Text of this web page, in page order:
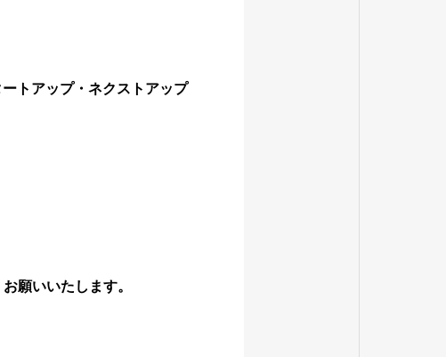
トアップ・ネクストアップ
願いいたします。